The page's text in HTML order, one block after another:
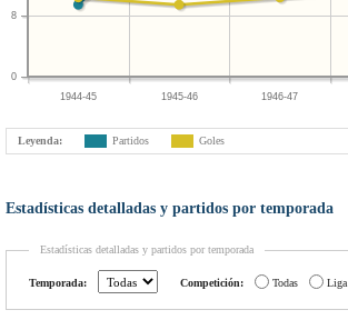
1944-45 1945-46 1946-47
0
8
Leyenda: Partidos Goles
Estadísticas detalladas y partidos por temporada
Estadísticas detalladas y partidos por temporada
Temporada: Competición: Todas Liga